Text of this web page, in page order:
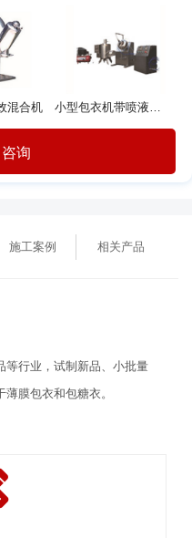
混合机
询
施工案例 相关产品
等行业，试制新品、小批量
膜包衣和包糖衣。